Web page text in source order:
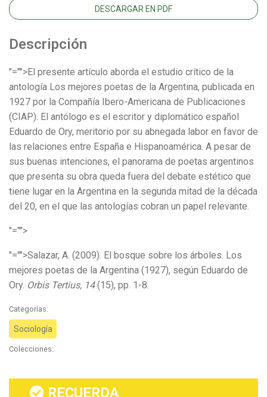
DESCARGAR EN PDF
Descripción
"="">El presente artículo aborda el estudio crítico de la
antología Los mejores poetas de la Argentina, publicada en
1927 por la Compañía Ibero-Americana de Publicaciones
(CIAP). El antólogo es el escritor y diplomático español
Eduardo de Ory, meritorio por su abnegada labor en favor de
las relaciones entre España e Hispanoamérica. A pesar de
sus buenas intenciones, el panorama de poetas argentinos
que presenta su obra queda fuera del debate estético que
tiene lugar en la Argentina en la segunda mitad de la década
del 20, en el que las antologías cobran un papel relevante.
"="">
"="">Salazar, A. (2009). El bosque sobre los árboles. Los
mejores poetas de la Argentina (1927), según Eduardo de
Ory. Orbis Tertius, 14(15), pp. 1-8.
Categorias:
Sociología
Colecciones:
RECUERDA